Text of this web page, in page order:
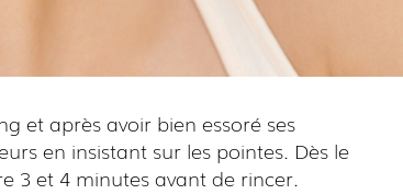
et après avoir bien essoré ses
en insistant sur les pointes. Dès le
3 et 4 minutes avant de rincer.